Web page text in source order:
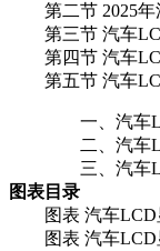
第二节 2025年
第三节 汽车
第四节 汽车
第五节 汽车
一、汽车LCD
二、汽车LCD
三、汽车LCD
图表目录
图表 汽车LCD
图表 汽车LCD